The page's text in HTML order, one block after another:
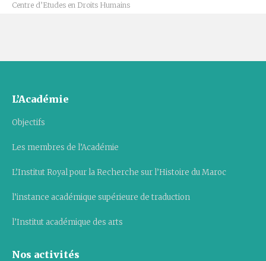
Centre d’Etudes en Droits Humains
L’Académie
Objectifs
Les membres de l’Académie
L’Institut Royal pour la Recherche sur l’Histoire du Maroc
l’instance académique supérieure de traduction
l’Institut académique des arts
Nos activités